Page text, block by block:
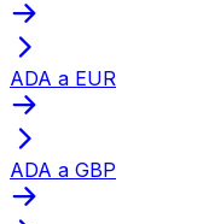
ADA a EUR
ADA a GBP